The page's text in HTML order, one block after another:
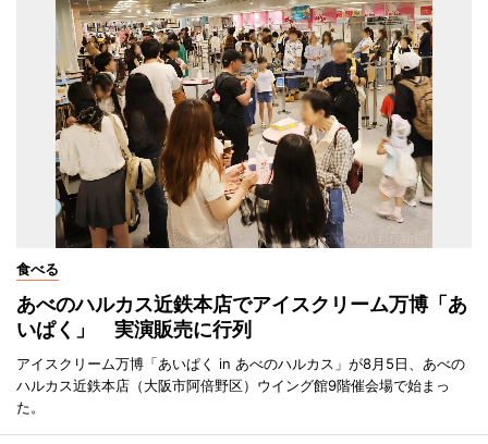
食べる
あべのハルカス近鉄本店でアイスクリーム万博「あ
いぱく」 実演販売に行列
アイスクリーム万博「あいぱく in あべのハルカス」が8月5日、あべの
ハルカス近鉄本店（大阪市阿倍野区）ウイング館9階催会場で始まっ
た。